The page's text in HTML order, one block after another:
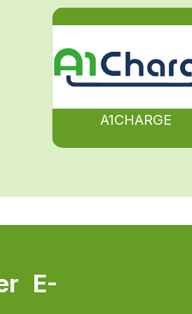
A1CHARGE
E-